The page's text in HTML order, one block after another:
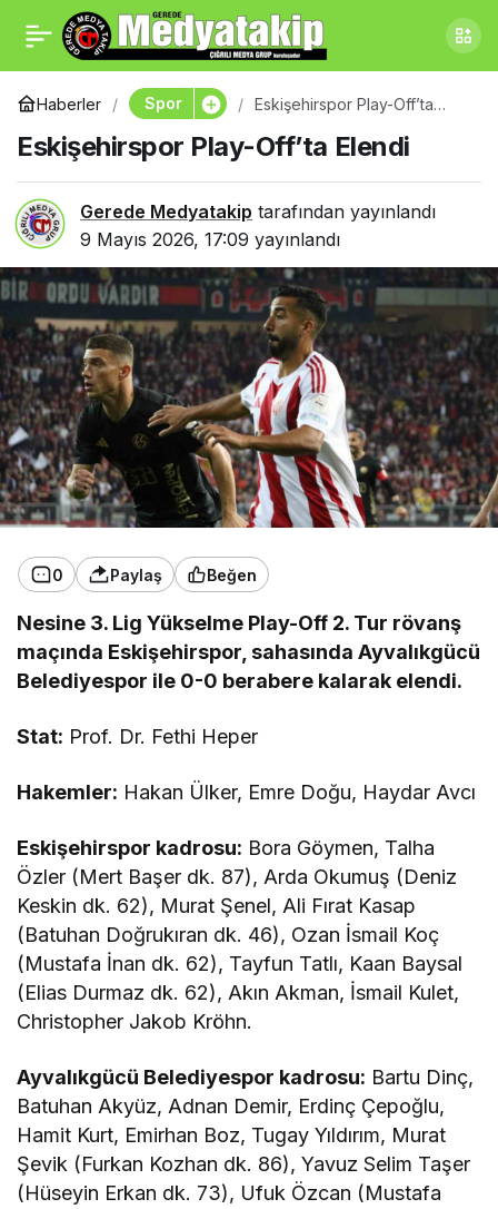
Haberler Spor
Eskişehirspor Play-Off’ta
Eskişehirspor Play-Off’ta Elendi
Gerede Medyatakip tarafından yayınlandı
9 Mayıs 2026, 17:09 yayınlandı
0 Paylaş Beğen
Nesine 3. Lig Yükselme Play-Off 2. Tur rövanş
maçında Eskişehirspor, sahasında Ayvalıkgücü
Belediyespor ile 0-0 berabere kalarak elendi.
Stat: Prof. Dr. Fethi Heper
Hakemler: Hakan Ülker, Emre Doğu, Haydar Avcı
Eskişehirspor kadrosu: Bora Göymen, Talha
Özler (Mert Başer dk. 87), Arda Okumuş (Deniz
Keskin dk. 62), Murat Şenel, Ali Fırat Kasap
(Batuhan Doğrukıran dk. 46), Ozan İsmail Koç
(Mustafa İnan dk. 62), Tayfun Tatlı, Kaan Baysal
(Elias Durmaz dk. 62), Akın Akman, İsmail Kulet,
Christopher Jakob Kröhn.
Ayvalıkgücü Belediyespor kadrosu: Bartu Dinç,
Batuhan Akyüz, Adnan Demir, Erdinç Çepoğlu,
Hamit Kurt, Emirhan Boz, Tugay Yıldırım, Murat
Şevik (Furkan Kozhan dk. 86), Yavuz Selim Taşer
(Hüseyin Erkan dk. 73), Ufuk Özcan (Mustafa
Geredeli Başkan Bolu’da
Gündem Oldu: Hedef
Almanya Modeli
Paylaş